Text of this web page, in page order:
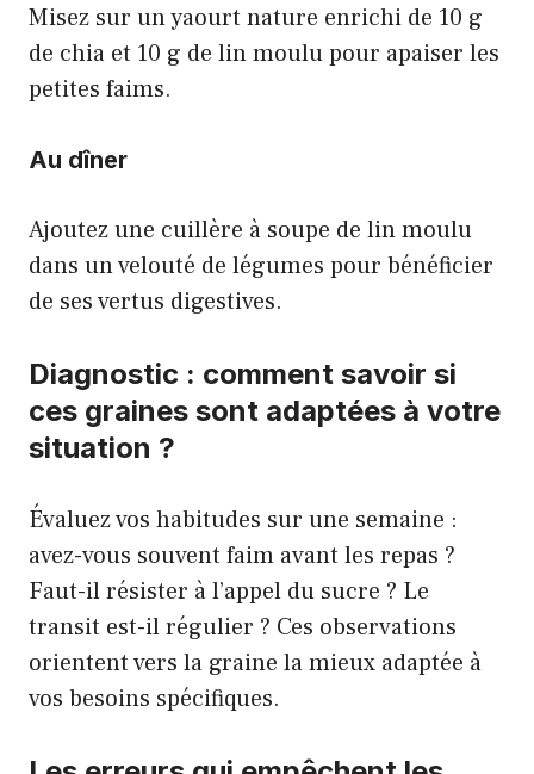
Misez sur un yaourt nature enrichi de 10 g
de chia et 10 g de lin moulu pour apaiser les
petites faims.
Au dîner
Ajoutez une cuillère à soupe de lin moulu
dans un velouté de légumes pour bénéficier
de ses vertus digestives.
Diagnostic : comment savoir si
ces graines sont adaptées à votre
situation ?
Évaluez vos habitudes sur une semaine :
avez-vous souvent faim avant les repas ?
Faut-il résister à l’appel du sucre ? Le
transit est-il régulier ? Ces observations
orientent vers la graine la mieux adaptée à
vos besoins spécifiques.